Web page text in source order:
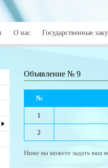
О нас Государственные
Объявление № 9
№
1
2
Ниже вы можете задать ваш